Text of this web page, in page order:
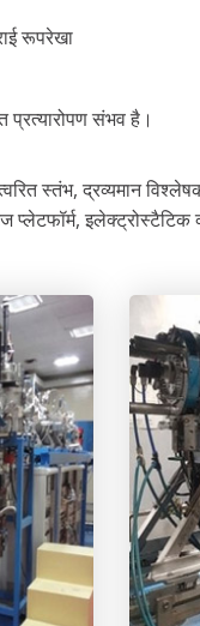
रूपरेखा
संभव है।
स्तंभ, द्रव्यमान
प्लेटफॉर्म,